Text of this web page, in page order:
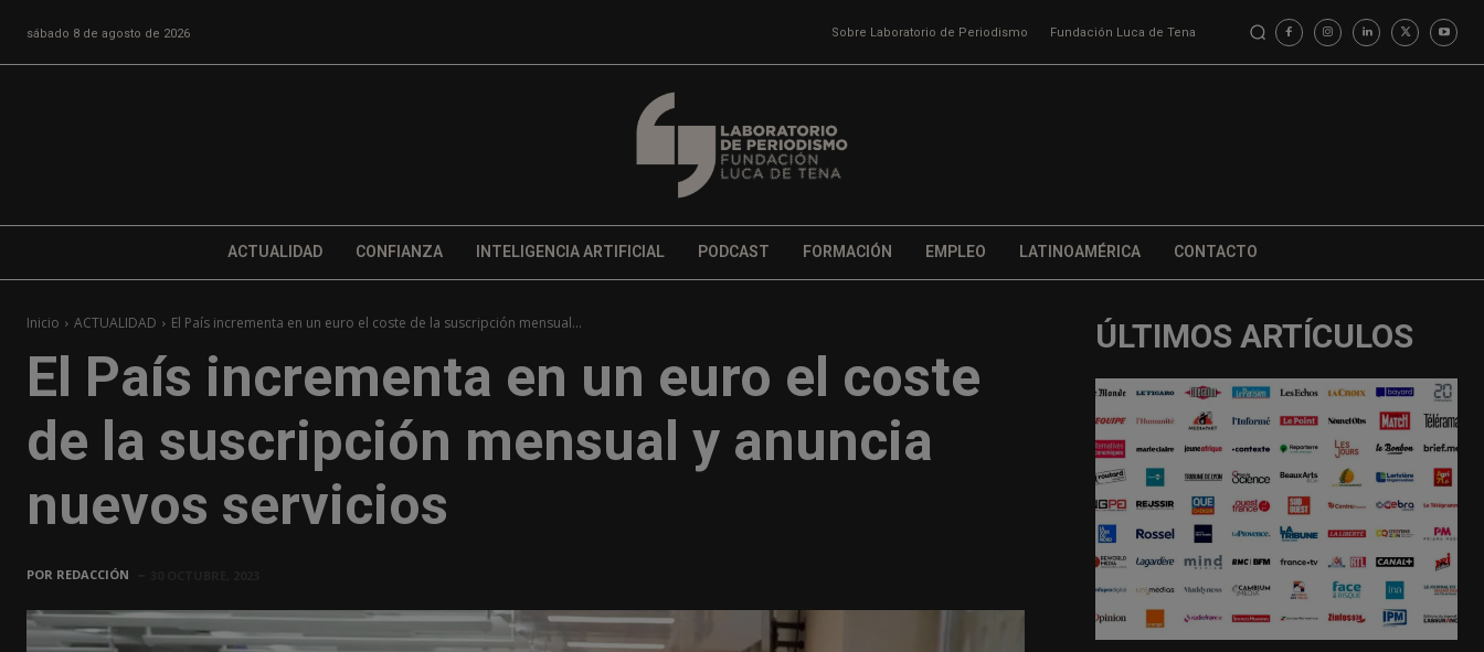
sábado 8 de agosto de 2026 Sobre Laboratorio de Periodismo Fundación Luca de Tena
ACTUALIDAD CONFIANZA INTELIGENCIA ARTIFICIAL PODCAST FORMACIÓN EMPLEO LATINOAMÉRICA CONTACTO
Inicio ACTUALIDAD El País incrementa en un euro el coste de la suscripción mensual...
El País incrementa en un euro el coste
de la suscripción mensual y anuncia
nuevos servicios
POR REDACCIÓN
ÚLTIMOS ARTÍCULOS